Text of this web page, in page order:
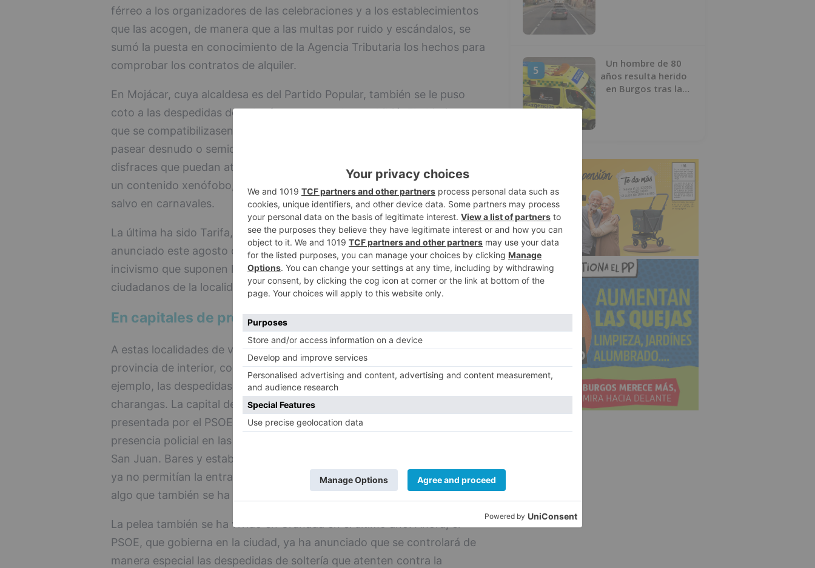
férreo a los organizadores de las celebraciones y a los establecimientos
que las acogen, de manera que a las multas por ruido y escándalos, se
sumó la puesta en conocimiento de la Agencia Tributaria los hechos para
comprobar los contratos de alquiler.
En Mojácar, cuya alcaldesa es del Partido Popular, también se le puso
coto a las despedidas de soltería, aunque no las prohibió. El objetivo era
que se compatibilizasen con la vida familiar de manera que no se pudiera
pasear desnudo o semidesnudo, como en Salamanca, así como con
disfraces que puedan atentar contra la dignidad de las personas o tengan
un contenido xenófobo, racista, sexual o religioso, entre otras cosas,
salvo en carnavales.
La última ha sido Tarifa, cuyo Ayuntamiento gobernado por el PSOE ha
anunciado este agosto que tomará "medidas contundentes" contra el
incivismo que suponen los gritos o los daños en la vía pública y a los
ciudadanos de la localidad.
En capitales de provincia
A estas localidades de verano también se han sumado otras capitales de
provincia de interior, como Salamanca. En Logroño y Zaragoza, por
ejemplo, las despedidas de soltero no pueden estar acompañadas de
charangas. La capital de La Rioja, además, estudia una moción
presentada por el PSOE contra estos actos incívicos con una mayor
presencia policial en las zonas más características como La Laurel y la
San Juan. Bares y establecimientos hosteleros en estas calles, de hecho,
ya no permitían la entrada a estos grupos indecorosos anteriormente,
algo que también se ha ido desarrollando en Salamanca.
La pelea también se ha vivido en Granada en el último año. Ahora, el
PSOE, que gobierna en la ciudad, ya ha anunciado que se controlará de
manera especial las despedidas de soltería que atenten contra la
5
Un hombre de 80
años resulta herido
en Burgos tras la